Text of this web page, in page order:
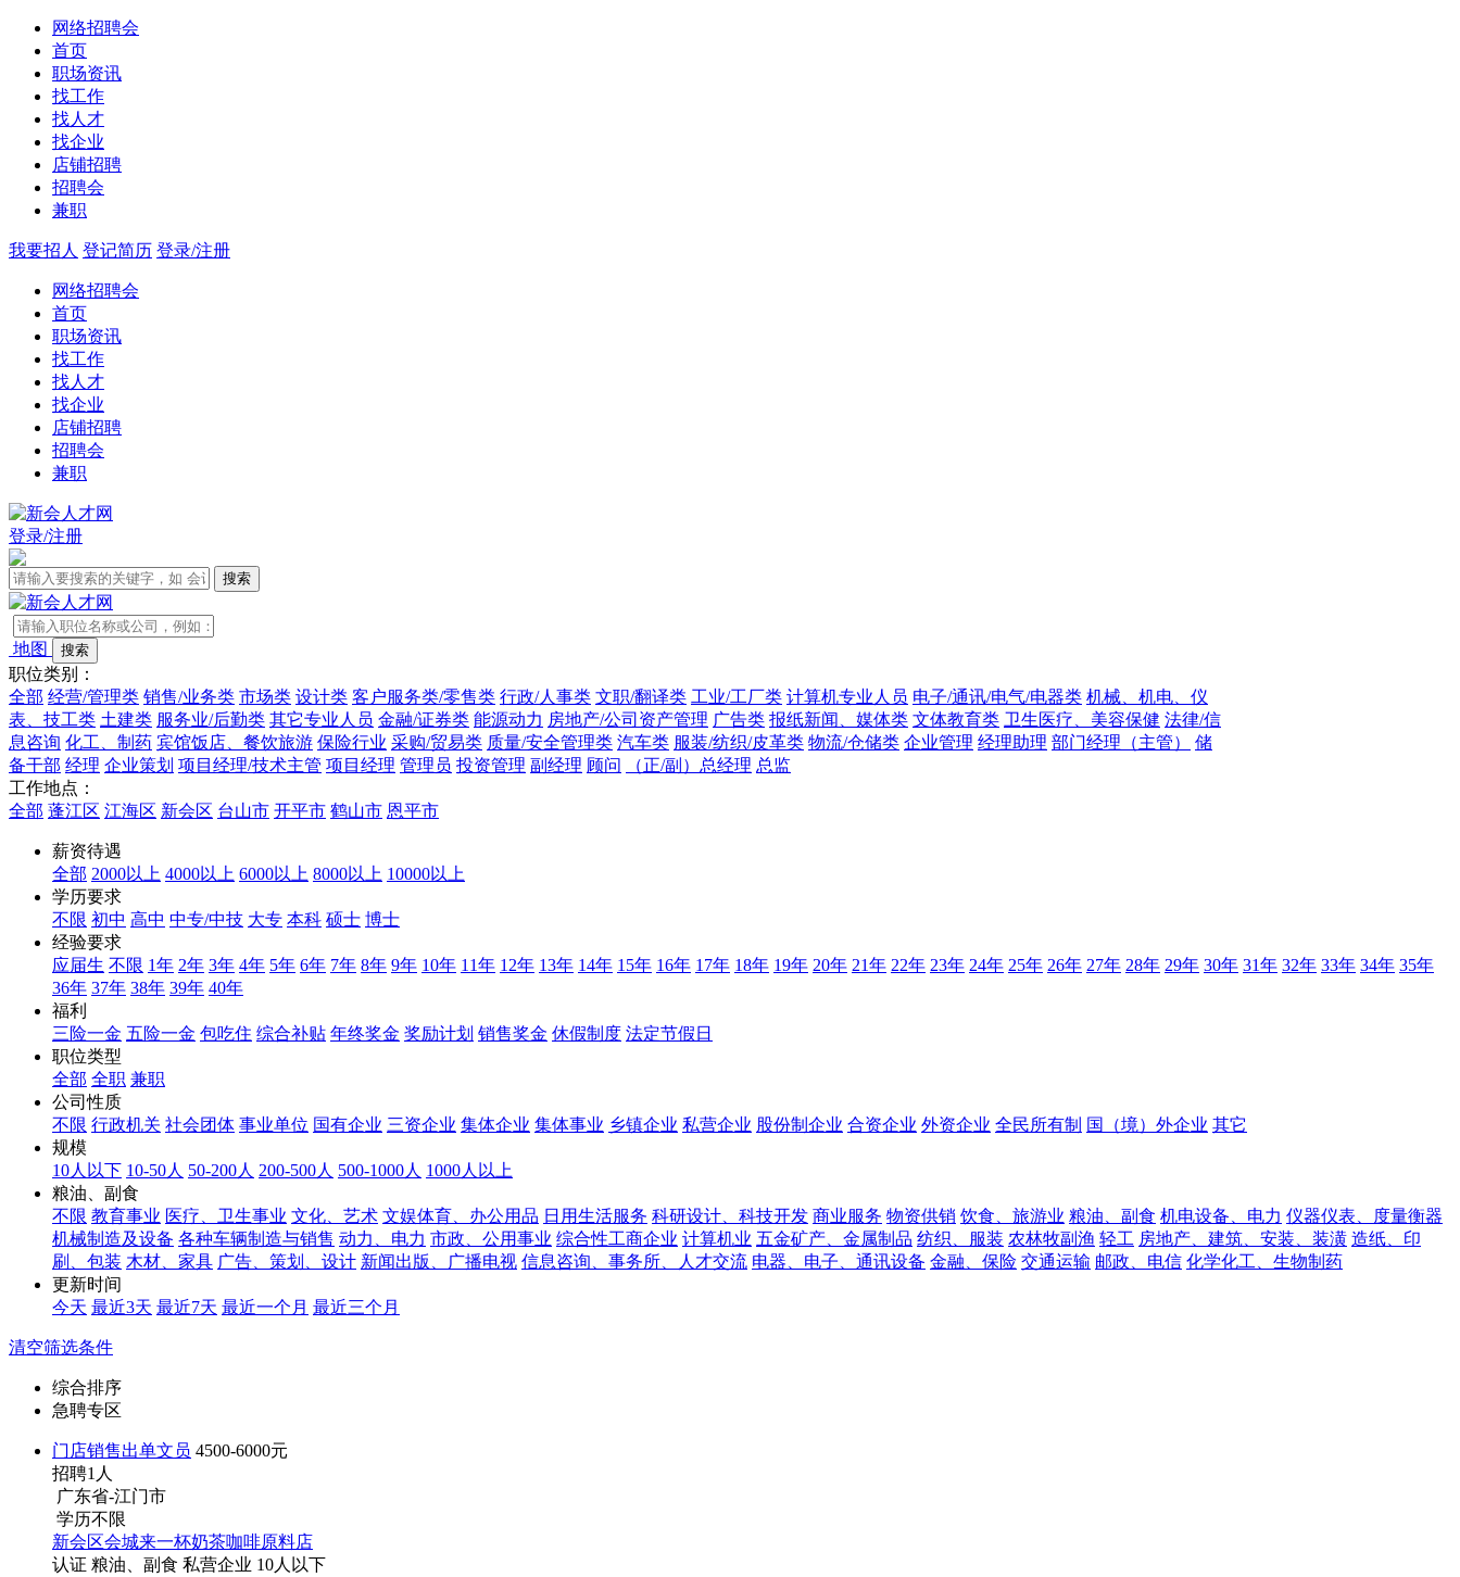
网络招聘会
首页
职场资讯
找工作
找人才
找企业
店铺招聘
招聘会
兼职
我要招人 登记简历 登录/注册
网络招聘会
首页
职场资讯
找工作
找人才
找企业
店铺招聘
招聘会
兼职
登录/注册
地图
职位类别：
全部 经营/管理类 销售/业务类 市场类 设计类 客户服务类/零售类 行政/人事类 文职/翻译类 工业/工厂类 计算机专业人员 电子/通讯/电气/电器类 机械、机电、仪
表、技工类 土建类 服务业/后勤类 其它专业人员 金融/证券类 能源动力 房地产/公司资产管理 广告类 报纸新闻、媒体类 文体教育类 卫生医疗、美容保健 法律/信
息咨询 化工、制药 宾馆饭店、餐饮旅游 保险行业 采购/贸易类 质量/安全管理类 汽车类 服装/纺织/皮革类 物流/仓储类 企业管理 经理助理 部门经理（主管）
储
备干部 经理 企业策划 项目经理/技术主管 项目经理 管理员 投资管理 副经理 顾问 （正/副）总经理 总监
工作地点：
全部 蓬江区 江海区 新会区 台山市 开平市 鹤山市 恩平市
薪资待遇
全部 2000以上 4000以上 6000以上 8000以上 10000以上
学历要求
不限 初中 高中 中专/中技 大专 本科 硕士 博士
经验要求
应届生 不限 1年 2年 3年 4年 5年 6年 7年 8年 9年 10年 11年 12年 13年 14年 15年 16年 17年 18年 19年 20年 21年 22年 23年 24年 25年 26年 27年 28年 29年 30年 31年 32年 33年 34年 35年
36年 37年 38年 39年 40年
福利
三险一金 五险一金 包吃住 综合补贴 年终奖金 奖励计划 销售奖金 休假制度 法定节假日
职位类型
全部 全职 兼职
公司性质
不限 行政机关 社会团体 事业单位 国有企业 三资企业 集体企业 集体事业 乡镇企业 私营企业 股份制企业 合资企业 外资企业 全民所有制 国（境）外企业 其它
规模
10人以下 10-50人 50-200人 200-500人 500-1000人 1000人以上
粮油、副食
不限 教育事业 医疗、卫生事业 文化、艺术 文娱体育、办公用品 日用生活服务 科研设计、科技开发 商业服务 物资供销 饮食、旅游业 粮油、副食 机电设备、电力 仪器仪表、度量衡器
机械制造及设备 各种车辆制造与销售 动力、电力 市政、公用事业 综合性工商企业 计算机业 五金矿产、金属制品 纺织、服装 农林牧副渔 轻工 房地产、建筑、安装、装潢 造纸、印
刷、包装 木材、家具 广告、策划、设计 新闻出版、广播电视 信息咨询、事务所、人才交流 电器、电子、通讯设备 金融、保险 交通运输 邮政、电信 化学化工、生物制药
更新时间
今天 最近3天 最近7天 最近一个月 最近三个月
清空筛选条件
综合排序
急聘专区
门店销售出单文员 4500-6000元
招聘1人
广东省-江门市
学历不限
新会区会城来一杯奶茶咖啡原料店
认证 粮油、副食 私营企业 10人以下